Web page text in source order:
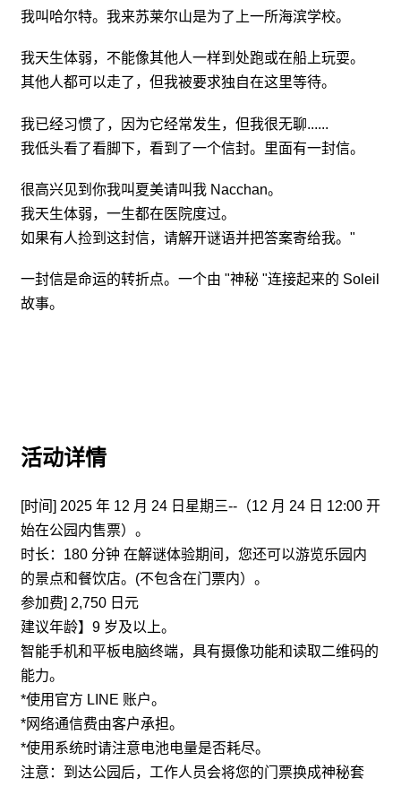
我叫哈尔特。我来苏莱尔山是为了上一所海滨学校。
我天生体弱，不能像其他人一样到处跑或在船上玩耍。
其他人都可以走了，但我被要求独自在这里等待。
我已经习惯了，因为它经常发生，但我很无聊......
我低头看了看脚下，看到了一个信封。里面有一封信。
很高兴见到你我叫夏美请叫我 Nacchan。
我天生体弱，一生都在医院度过。
如果有人捡到这封信，请解开谜语并把答案寄给我。"
一封信是命运的转折点。一个由 "神秘 "连接起来的 Soleil
故事。
活动详情
[时间] 2025 年 12 月 24 日星期三--（12 月 24 日 12:00 开
始在公园内售票）。
时长：180 分钟 在解谜体验期间，您还可以游览乐园内
的景点和餐饮店。(不包含在门票内）。
参加费] 2,750 日元
建议年龄】9 岁及以上。
智能手机和平板电脑终端，具有摄像功能和读取二维码的
能力。
*使用官方 LINE 账户。
*网络通信费由客户承担。
*使用系统时请注意电池电量是否耗尽。
注意：到达公园后，工作人员会将您的门票换成神秘套